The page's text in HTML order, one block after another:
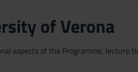
of Verona
aspects of the Programme,